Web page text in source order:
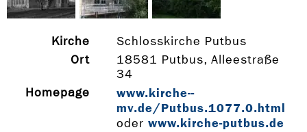
Kirche
Schlosskirche Putbus
Ort
18581 Putbus, Alleestraße
34
Homepage
www.kirche-­
mv.de/Putbus.1077.0.html
oder www.kirche-­putbus.de